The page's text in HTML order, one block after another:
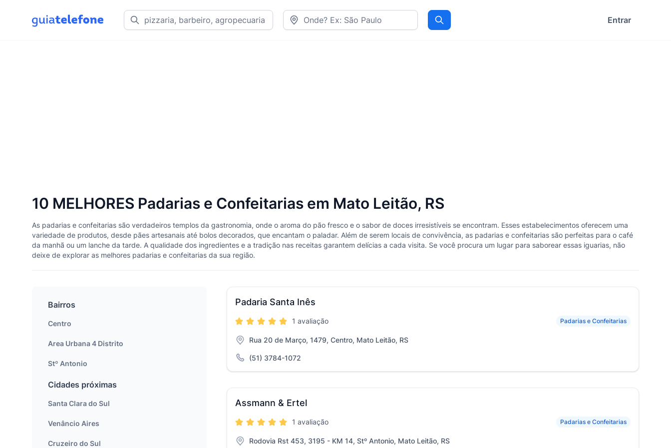
Procurar Entrar
10 MELHORES Padarias e Confeitarias em Mato Leitão, RS
As padarias e confeitarias são verdadeiros templos da gastronomia, onde o aroma do pão fresco e o sabor de doces irresistíveis se encontram. Esses estabelecimentos oferecem uma
variedade de produtos, desde pães artesanais até bolos decorados, que encantam o paladar. Além de serem locais de convivência, as padarias e confeitarias são perfeitas para o café
da manhã ou um lanche da tarde. A qualidade dos ingredientes e a tradição nas receitas garantem delícias a cada visita. Se você procura um lugar para saborear essas iguarias, não
deixe de explorar as melhores padarias e confeitarias da sua região.
Padaria Santa Inês
Padarias e Confeitarias
1 avaliação
Rua 20 de Março, 1479, Centro, Mato Leitão, RS
(51) 3784-1072
Assmann & Ertel
Padarias e Confeitarias
1 avaliação
Rodovia Rst 453, 3195 - KM 14, Stº Antonio, Mato Leitão, RS
Bairros
Centro
Area Urbana 4 Distrito
Stº Antonio
Cidades próximas
Santa Clara do Sul
Venâncio Aires
Cruzeiro do Sul